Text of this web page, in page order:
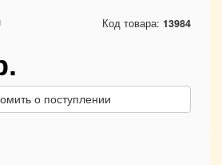
Код товара: 13984
о поступлении